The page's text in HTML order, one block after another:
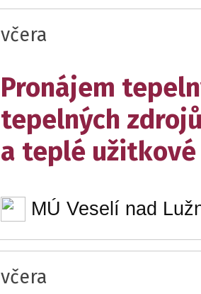
včera
Pronájem
tepelných
a teplé užitkové
MÚ Veselí nad
včera